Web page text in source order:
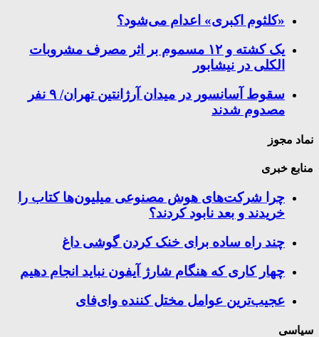
«کلثوم اکبری» اعدام می‌شود؟
یک کشته و ۱۲ مسموم بر اثر مصرف مشروبات
الکلی در نیشابور
سقوط آسانسور در میدان آرژانتین تهران/ ۹ نفر
مصدوم شدند
نماد مجوز
منابع خبری
چرا شرکت‌های هوش مصنوعی میلیون‌ها کتاب را
خریدند و بعد نابود کردند؟
چند راه‌ ساده برای خنک کردن گوشی داغ
چهار کاری که هنگام شارژ آیفون نباید انجام دهیم
عجیب‌ترین عوامل مختل کننده وای‌فای
سیاسی